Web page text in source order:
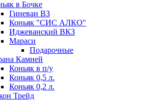
в Бочке
Гиневан ВЗ
Коньяк "СИС АЛКО"
Иджеванский ВКЗ
Мараси
Подарочные
Камней
Коньяк в п/у
Коньяк 0,5 л.
Коньяк 0,2 л.
Трейд